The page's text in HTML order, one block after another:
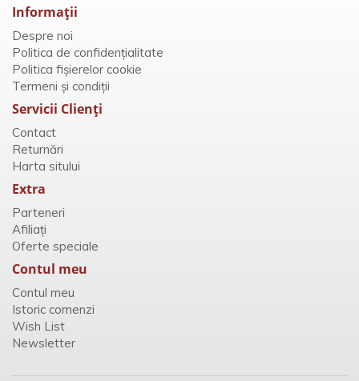
Informaţii
Despre noi
Politica de confidențialitate
Politica fișierelor cookie
Termeni și condiții
Servicii Clienţi
Contact
Returnări
Harta sitului
Extra
Parteneri
Afiliaţi
Oferte speciale
Contul meu
Contul meu
Istoric comenzi
Wish List
Newsletter